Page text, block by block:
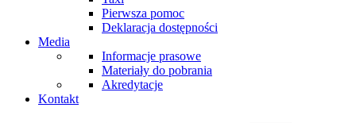
Pierwsza pomoc
Deklaracja dostępności
Media
Informacje prasowe
Materiały do pobrania
Akredytacje
Kontakt